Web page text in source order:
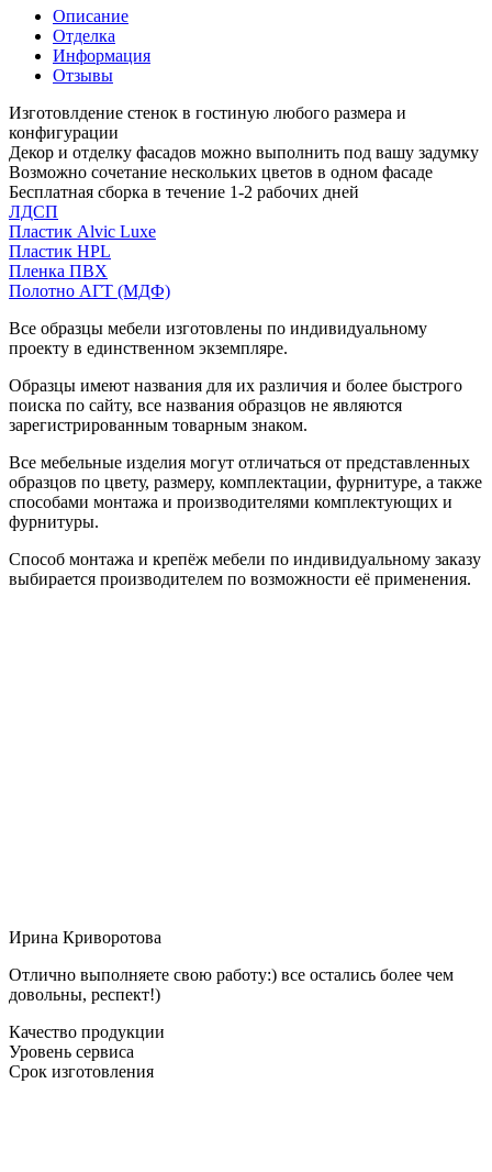
Описание
Отделка
Информация
Отзывы
Изготовлдение стенок в гостиную любого размера и
конфигурации
Декор и отделку фасадов можно выполнить под вашу задумку
Возможно сочетание нескольких цветов в одном фасаде
Бесплатная сборка в течение 1-2 рабочих дней
ЛДСП
Пластик Alvic Luxe
Пластик HPL
Пленка ПВХ
Полотно АГТ (МДФ)
Все образцы мебели изготовлены по индивидуальному
проекту в единственном экземпляре.
Образцы имеют названия для их различия и более быстрого
поиска по сайту, все названия образцов не являются
зарегистрированным товарным знаком.
Все мебельные изделия могут отличаться от представленных
образцов по цвету, размеру, комплектации, фурнитуре, а также
способами монтажа и производителями комплектующих и
фурнитуры.
Способ монтажа и крепёж мебели по индивидуальному заказу
выбирается производителем по возможности её применения.
Ирина Криворотова
Отлично выполняете свою работу:) все остались более чем
довольны, респект!)
Качество продукции
Уровень сервиса
Срок изготовления